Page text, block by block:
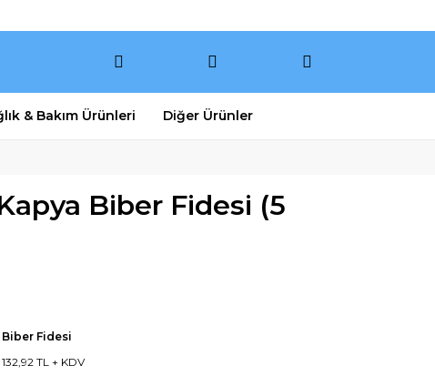
& Bakım Ürünleri Diğer Ürünler
Biber Fidesi (5
Biber Fidesi
132,92 TL + KDV